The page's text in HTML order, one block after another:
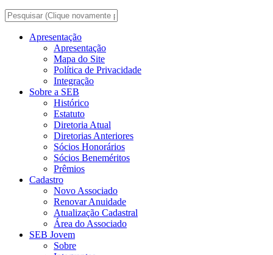
Apresentação
Apresentação
Mapa do Site
Política de Privacidade
Integração
Sobre a SEB
Histórico
Estatuto
Diretoria Atual
Diretorias Anteriores
Sócios Honorários
Sócios Beneméritos
Prêmios
Cadastro
Novo Associado
Renovar Anuidade
Atualização Cadastral
Área do Associado
SEB Jovem
Sobre